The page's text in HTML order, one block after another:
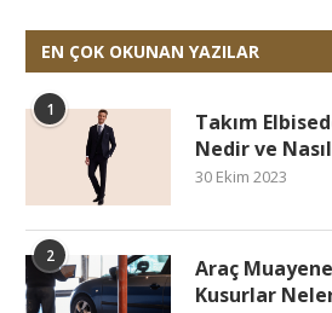
EN ÇOK OKUNAN YAZILAR
1
Takım
Nedir ve
30 Ekim 2023
2
Araç
Kusurlar